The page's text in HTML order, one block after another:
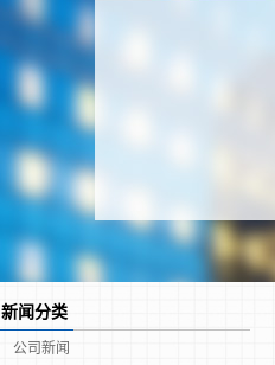
新闻分类
公司新闻